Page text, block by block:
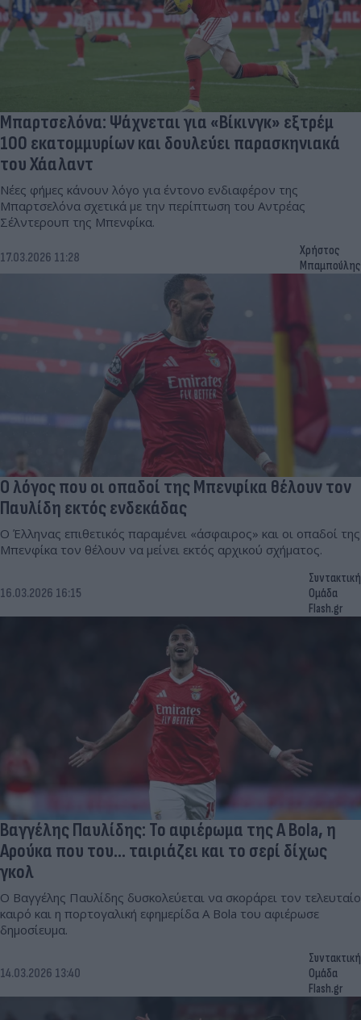
Μπαρτσελόνα: Ψάχνεται για «Βίκινγκ» εξτρέμ
100 εκατομμυρίων και δουλεύει παρασκηνιακά
του Χάαλαντ
Νέες φήμες κάνουν λόγο για έντονο ενδιαφέρον της
Μπαρτσελόνα σχετικά με την περίπτωση του Αντρέας
Σέλντερουπ της Μπενφίκα.
17.03.2026 11:28
Χρήστος
Μπαμπούλης
Ο λόγος που οι οπαδοί της Μπενφίκα θέλουν τον
Παυλίδη εκτός ενδεκάδας
Ο Έλληνας επιθετικός παραμένει «άσφαιρος» και οι οπαδοί της
Μπενφίκα τον θέλουν να μείνει εκτός αρχικού σχήματος.
16.03.2026 16:15
Συντακτική
Ομάδα
Flash.gr
Βαγγέλης Παυλίδης: Το αφιέρωμα της A Bola, η
Αρούκα που του... ταιριάζει και το σερί δίχως
γκολ
Ο Βαγγέλης Παυλίδης δυσκολεύεται να σκοράρει τον τελευταίο
καιρό και η πορτογαλική εφημερίδα A Bola του αφιέρωσε
δημοσίευμα.
14.03.2026 13:40
Συντακτική
Ομάδα
Flash.gr